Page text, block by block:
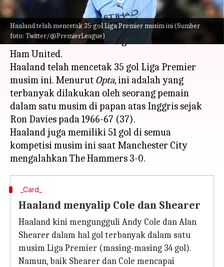
Haaland telah mencetak 35 gol Liga Premier musim ini (Sumber
foto: Twitter/@PremierLeague)
Apa ceritanya
Erling Haaland telah menorehkan sejarah Liga
Premier setelah mencetak gol melawan West
Ham United.
Haaland telah mencetak 35 gol Liga Premier
musim ini. Menurut Opta, ini adalah yang
terbanyak dilakukan oleh seorang pemain
dalam satu musim di papan atas Inggris sejak
Ron Davies pada 1966-67 (37).
Haaland juga memiliki 51 gol di semua
kompetisi musim ini saat Manchester City
_Card_
Haaland menyalip Cole dan Shearer
Haaland kini mengungguli Andy Cole dan Alan
Shearer dalam hal gol terbanyak dalam satu
musim Liga Premier (masing-masing 34 gol).
Namun, baik Shearer dan Cole mencapai